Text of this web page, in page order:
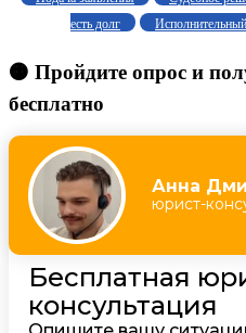
есть долг
🟠 Пройдите опрос и
бесплатно